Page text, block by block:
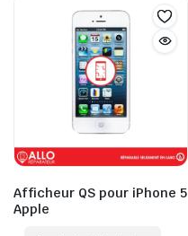
Afficheur QS pour iPhone 5
Apple